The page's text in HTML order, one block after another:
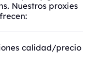
Nuestros proxies
calidad/precio